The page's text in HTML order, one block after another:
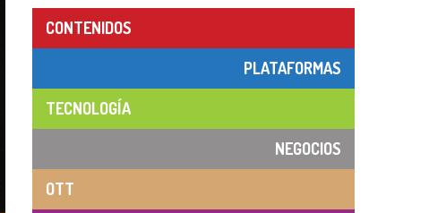
CONTENIDOS
PLATAFORMAS
TECNOLOGÍA
NEGOCIOS
OTT